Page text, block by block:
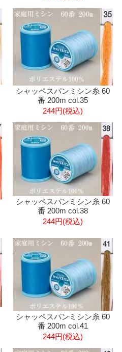
シャッペスパンミシン糸 60
番 200m col.35
244円(税込)
シャッペスパンミシン糸 60
番 200m col.38
244円(税込)
シャッペスパンミシン糸 60
番 200m col.41
244円(税込)